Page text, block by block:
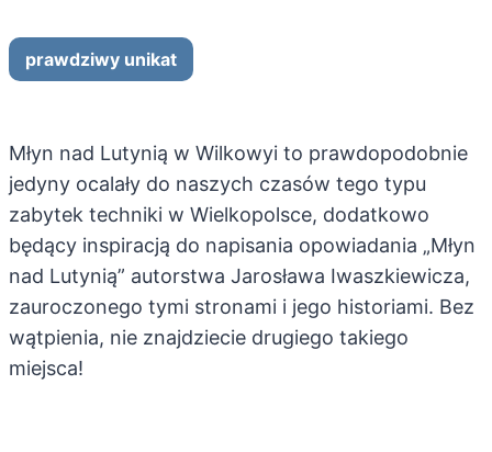
prawdziwy unikat
Młyn nad Lutynią w Wilkowyi to prawdopodobnie
jedyny ocalały do naszych czasów tego typu
zabytek techniki w Wielkopolsce, dodatkowo
będący inspiracją do napisania opowiadania „Młyn
nad Lutynią” autorstwa Jarosława Iwaszkiewicza,
zauroczonego tymi stronami i jego historiami. Bez
wątpienia, nie znajdziecie drugiego takiego
miejsca!